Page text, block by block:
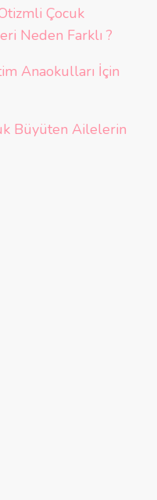
Çocuk
Neden Farklı ?
Anaokulları İçin
Büyüten Ailelerin